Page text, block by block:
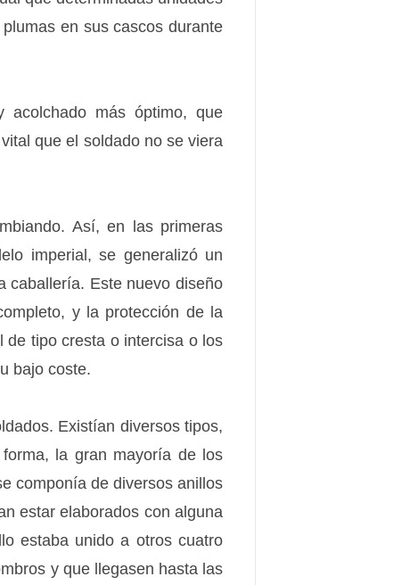
en sus cascos durante
acolchado más óptimo, que
que el soldado no se viera
Así, en las primeras
imperial, se generalizó un
caballería. Este nuevo diseño
y la protección de la
de tipo cresta o intercisa o los
bajo coste.
Existían diversos tipos,
la gran mayoría de los
componía de diversos anillos
estar elaborados con alguna
estaba unido a otros cuatro
y que llegasen hasta las